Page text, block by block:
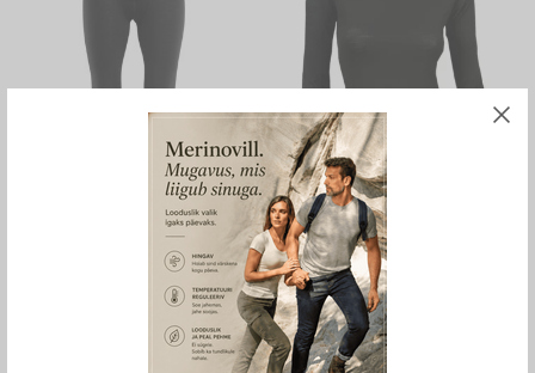
MITMEID VALIKUID
Meriinovillased õhukesed
PIKAD ALUSPÜKSID
meestele, Aclima
MITMEID VALIKUID
Meriinovillane õhuke SÄRK
naistele, Aclima
90.00